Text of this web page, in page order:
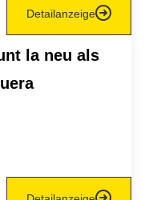
Detailanzeige
la neu als